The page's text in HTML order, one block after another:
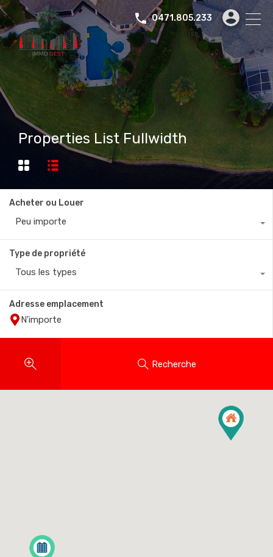
0471.805.233
Properties List Fullwidth
Acheter ou Louer
Peu importe
Type de propriété
Tous les types
Adresse emplacement
Recherche